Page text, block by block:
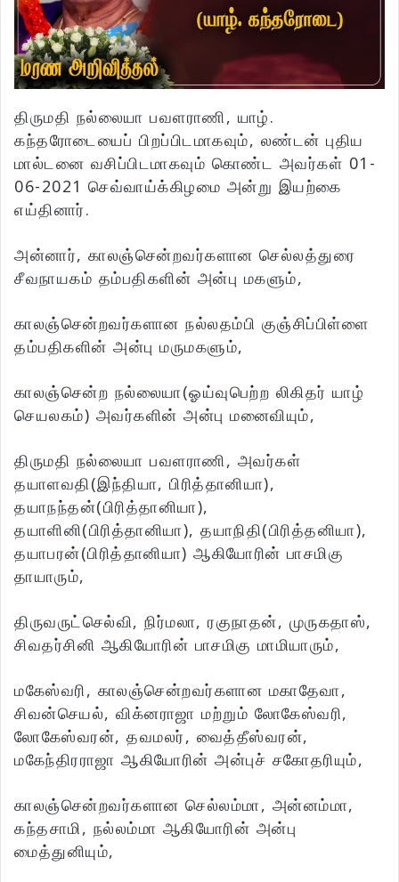
திருமதி நல்லையா பவளராணி, யாழ்.
கந்தரோடையைப் பிறப்பிடமாகவும், லண்டன் புதிய
மால்டனை வசிப்பிடமாகவும் கொண்ட அவர்கள் 01-
06-2021 செவ்வாய்க்கிழமை அன்று இயற்கை
எய்தினார்.
அன்னார், காலஞ்சென்றவர்களான செல்லத்துரை
சீவநாயகம் தம்பதிகளின் அன்பு மகளும்,
காலஞ்சென்றவர்களான நல்லதம்பி குஞ்சிப்பிள்ளை
தம்பதிகளின் அன்பு மருமகளும்,
காலஞ்சென்ற நல்லையா(ஓய்வுபெற்ற லிகிதர் யாழ்
செயலகம்) அவர்களின் அன்பு மனைவியும்,
திருமதி நல்லையா பவளராணி, அவர்கள்
தயாளவதி(இந்தியா, பிரித்தானியா),
தயாநந்தன்(பிரித்தானியா),
தயாளினி(பிரித்தானியா), தயாநிதி(பிரித்தனியா),
தயாபரன்(பிரித்தானியா) ஆகியோரின் பாசமிகு
தாயாரும்,
திருவருட்செல்வி, நிர்மலா, ரகுநாதன், முருகதாஸ்,
சிவதர்சினி ஆகியோரின் பாசமிகு மாமியாரும்,
மகேஸ்வரி, காலஞ்சென்றவர்களான மகாதேவா,
சிவன்செயல், விக்னராஜா மற்றும் லோகேஸ்வரி,
லோகேஸ்வரன், தவமலர், வைத்தீஸ்வரன்,
மகேந்திரராஜா ஆகியோரின் அன்புச் சகோதரியும்,
காலஞ்சென்றவர்களான செல்லம்மா, அன்னம்மா,
கந்தசாமி, நல்லம்மா ஆகியோரின் அன்பு
மைத்துனியும்,